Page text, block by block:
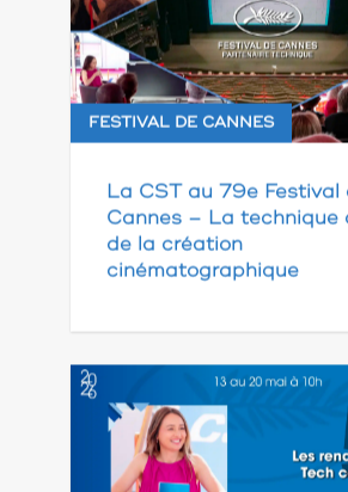
FESTIVAL DE CANNES
La CST au 79e Festival
Cannes – La
de la création
cinématographique